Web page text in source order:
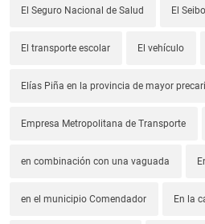
El Seguro Nacional de Salud El
El transporte escolar El vehículo
Elías Piña en la provincia de mayor
Empresa Metropolitana de Transporte
en combinación con una vaguada
en el municipio Comendador En la